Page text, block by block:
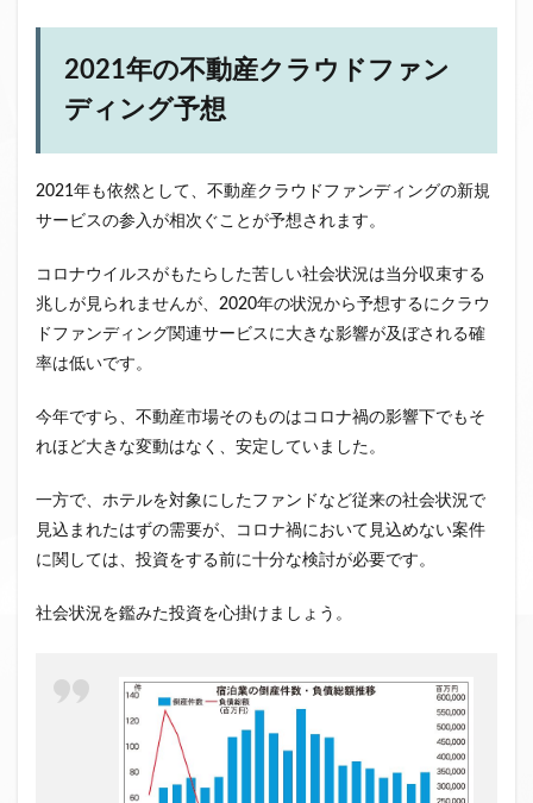
2021年の不動産クラウドファン
ディング予想
2021年も依然として、不動産クラウドファンディングの新規
サービスの参入が相次ぐことが予想されます。
コロナウイルスがもたらした苦しい社会状況は当分収束する
兆しが見られませんが、2020年の状況から予想するにクラウ
ドファンディング関連サービスに大きな影響が及ぼされる確
率は低いです。
今年ですら、不動産市場そのものはコロナ禍の影響下でもそ
れほど大きな変動はなく、安定していました。
一方で、ホテルを対象にしたファンドなど従来の社会状況で
見込まれたはずの需要が、コロナ禍において見込めない案件
に関しては、投資をする前に十分な検討が必要です。
社会状況を鑑みた投資を心掛けましょう。